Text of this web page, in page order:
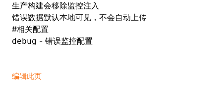
生产构建会移除监控注入
错误数据默认本地可见，不会自动上传
#相关配置
debug - 错误监控配置
编辑此页